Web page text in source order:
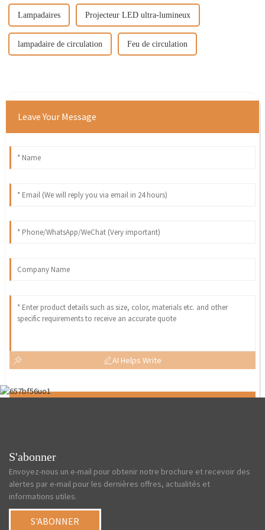
Lampadaires Projecteur LED ultra-lumineux
lampadaire de circulation Feu de circulation
Leave Your Message
AI Helps Write
S'abonner
Envoyez-nous un e-mail pour obtenir notre brochure et recevoir des
alertes par e-mail pour les dernières offres, actualités et
informations utiles.
S'ABONNER